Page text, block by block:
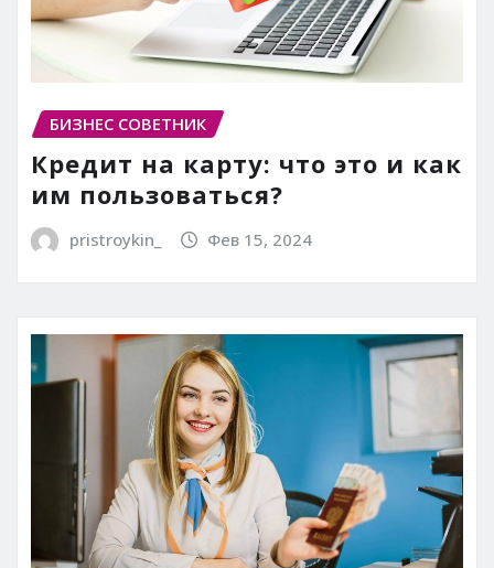
БИЗНЕС СОВЕТНИК
Кредит на карту: что это и как
им пользоваться?
pristroykin_ Фев 15, 2024